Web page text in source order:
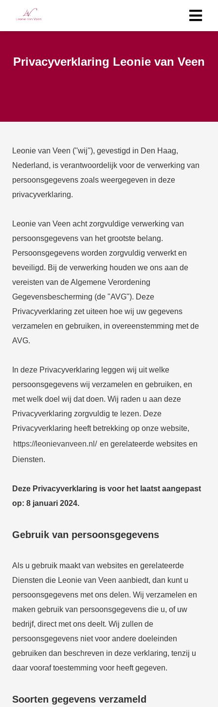
Privacyverklaring Leonie van Veen
Leonie van Veen (''wij''), gevestigd in Den Haag,
Nederland, is verantwoordelijk voor de verwerking van
persoonsgegevens zoals weergegeven in deze
privacyverklaring.
Leonie van Veen acht zorgvuldige verwerking van
persoonsgegevens van het grootste belang.
Persoonsgegevens worden zorgvuldig verwerkt en
beveiligd. Bij de verwerking houden we ons aan de
vereisten van de Algemene Verordening
Gegevensbescherming (de "AVG"). Deze
Privacyverklaring zet uiteen hoe wij uw gegevens
verzamelen en gebruiken, in overeenstemming met de
AVG.
In deze Privacyverklaring leggen wij uit welke
persoonsgegevens wij verzamelen en gebruiken, en
met welk doel wij dat doen. Wij raden u aan deze
Privacyverklaring zorgvuldig te lezen. Deze
Privacyverklaring heeft betrekking op onze website,
https://leonievanveen.nl/ en gerelateerde websites en
Diensten.
Deze Privacyverklaring is voor het laatst aangepast
op: 8 januari 2024.
Gebruik van persoonsgegevens
Als u gebruik maakt van websites en gerelateerde
Diensten die Leonie van Veen aanbiedt, dan kunt u
persoonsgegevens met ons delen. Wij verzamelen en
maken gebruik van persoonsgegevens die u, of uw
bedrijf, direct met ons deelt. Wij zullen de
persoonsgegevens niet voor andere doeleinden
gebruiken dan beschreven in deze verklaring, tenzij u
daar vooraf toestemming voor heeft gegeven.
Soorten gegevens verzameld